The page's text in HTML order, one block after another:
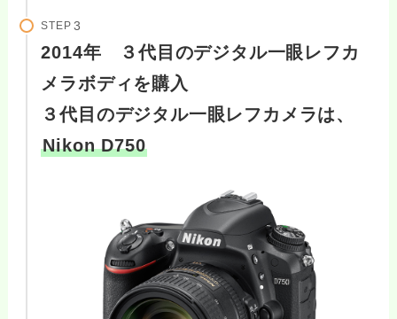
STEP
2014年 ３代目のデジタル一眼レフカ
メラボディを購入
３代目のデジタル一眼レフカメラは、
Nikon D750